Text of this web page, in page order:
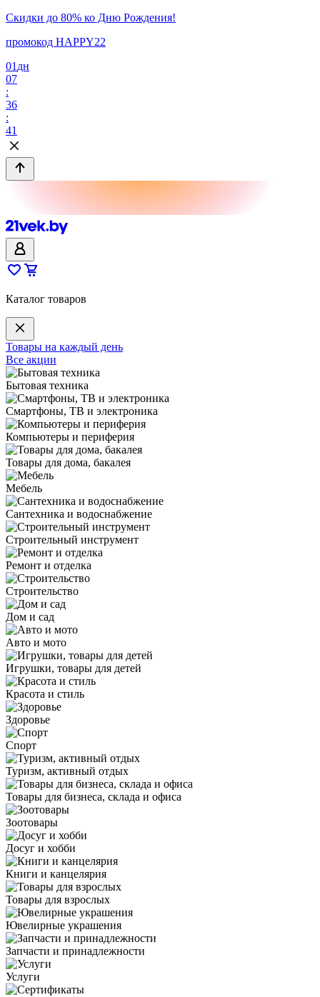
Скидки до 80% ко Дню Рождения!
промокод HAPPY22
01 дн
07
:
36
:
41
Каталог товаров
Товары на каждый день
Все акции
Бытовая техника
Смартфоны, ТВ и электроника
Компьютеры и периферия
Товары для дома, бакалея
Мебель
Сантехника и водоснабжение
Строительный инструмент
Ремонт и отделка
Строительство
Дом и сад
Авто и мото
Игрушки, товары для детей
Красота и стиль
Здоровье
Спорт
Туризм, активный отдых
Товары для бизнеса, склада и офиса
Зоотовары
Досуг и хобби
Книги и канцелярия
Товары для взрослых
Ювелирные украшения
Запчасти и принадлежности
Услуги